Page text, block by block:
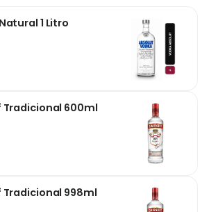
1 Litro
600ml
998ml